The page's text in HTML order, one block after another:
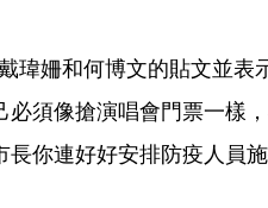
瑋姍和何博文的貼文並表
須像搶演唱會門票一樣
你連好好安排防疫人員